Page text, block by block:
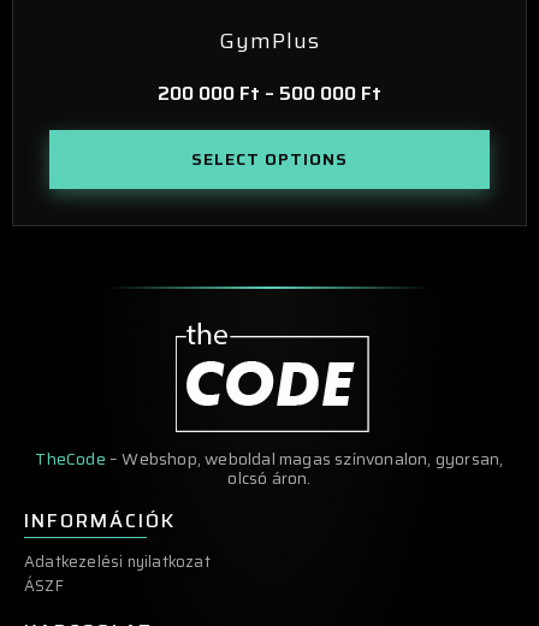
GymPlus
200 000 Ft – 500 000 Ft
SELECT OPTIONS
TheCode– Webshop, weboldal magas színvonalon, gyorsan,
olcsó áron.
INFORMÁCIÓK
Adatkezelési nyilatkozat
ÁSZF